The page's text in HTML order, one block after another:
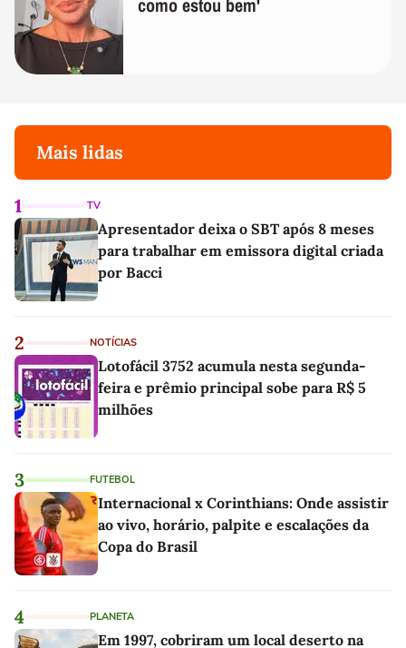
como estou bem'
Mais lidas
1 TV
Apresentador deixa o SBT após 8 meses
para trabalhar em emissora digital criada
por Bacci
2 NOTÍCIAS
Lotofácil 3752 acumula nesta segunda-
feira e prêmio principal sobe para R$ 5
milhões
3 FUTEBOL
Internacional x Corinthians: Onde assistir
ao vivo, horário, palpite e escalações da
Copa do Brasil
4 PLANETA
Em 1997, cobriram um local deserto na